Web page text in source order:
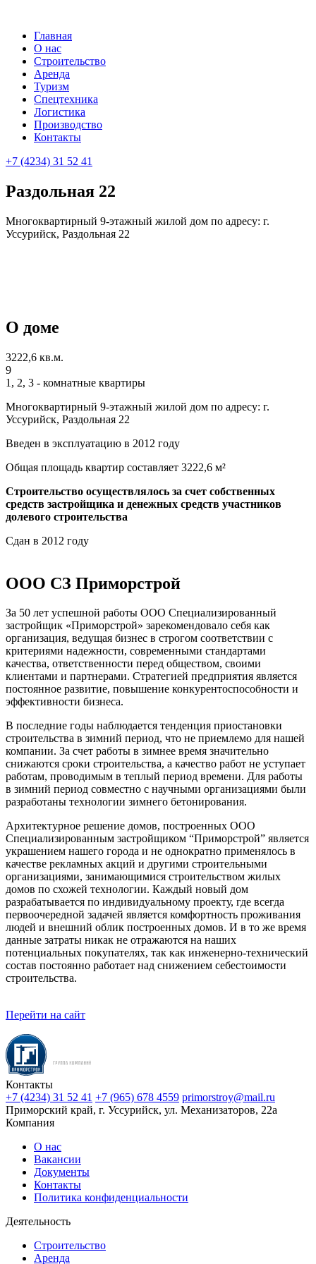
Главная
О нас
Строительство
Аренда
Туризм
Cпецтехника
Логистика
Производство
Контакты
+7 (4234) 31 52 41
Раздольная 22
Многоквартирный 9-этажный жилой дом по адресу: г.
Уссурийск, Раздольная 22
О доме
3222,6 кв.м.
9
1, 2, 3 - комнатные квартиры
Многоквартирный 9-этажный жилой дом по адресу: г.
Уссурийск, Раздольная 22
Введен в эксплуатацию в 2012 году
Общая площадь квартир составляет 3222,6 м²
Строительство осуществлялось за счет собственных
средств застройщика и денежных средств участников
долевого строительства
Сдан в 2012 году
ООО СЗ Приморстрой
За 50 лет успешной работы ООО Специализированный
застройщик «Приморстрой» зарекомендовало себя как
организация, ведущая бизнес в строгом соответствии с
критериями надежности, современными стандартами
качества, ответственности перед обществом, своими
клиентами и партнерами. Стратегией предприятия является
постоянное развитие, повышение конкурентоспособности и
эффективности бизнеса.
В последние годы наблюдается тенденция приостановки
строительства в зимний период, что не приемлемо для нашей
компании. За счет работы в зимнее время значительно
снижаются сроки строительства, а качество работ не уступает
работам, проводимым в теплый период времени. Для работы
в зимний период совместно с научными организациями были
разработаны технологии зимнего бетонирования.
Архитектурное решение домов, построенных ООО
Специализированным застройщиком “Приморстрой” является
украшением нашего города и не однократно применялось в
качестве рекламных акций и другими строительными
организациями, занимающимися строительством жилых
домов по схожей технологии. Каждый новый дом
разрабатывается по индивидуальному проекту, где всегда
первоочередной задачей является комфортность проживания
людей и внешний облик построенных домов. И в то же время
данные затраты никак не отражаются на наших
потенциальных покупателях, так как инженерно-технический
состав постоянно работает над снижением себестоимости
строительства.
Перейти на сайт
Контакты
+7 (4234) 31 52 41 +7 (965) 678 4559 primorstroy@mail.ru
Приморский край, г. Уссурийск, ул. Механизаторов, 22а
Компания
О нас
Вакансии
Документы
Контакты
Политика конфиденциальности
Деятельность
Строительство
Аренда